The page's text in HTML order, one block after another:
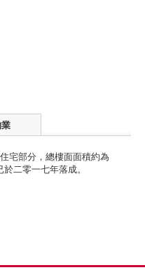
宅部分，總樓面面積約為
二零一七年落成。